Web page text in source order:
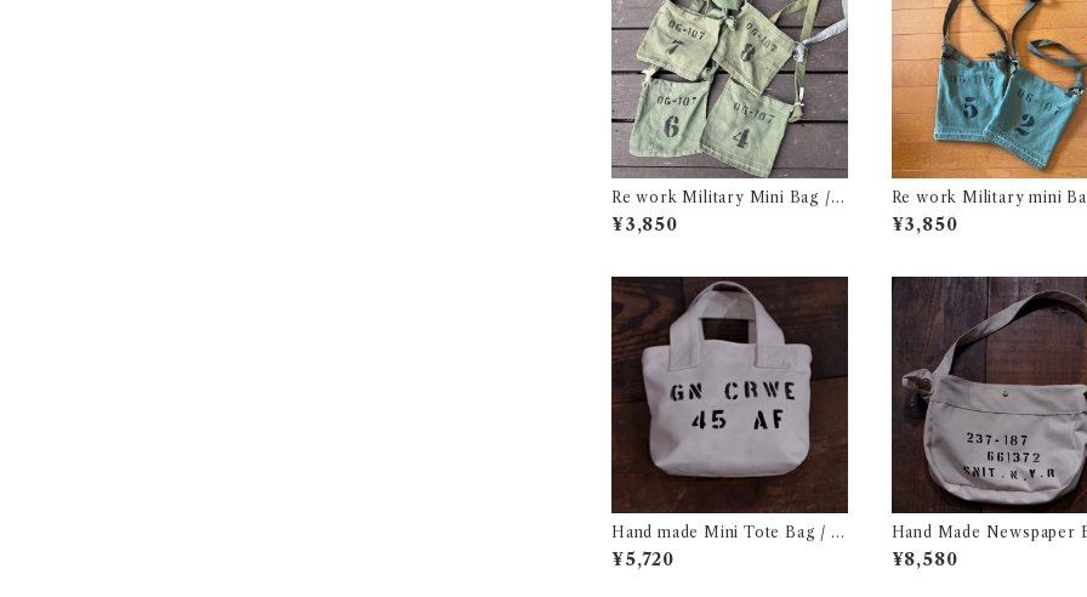
Re work Military Mini Bag /
リワーク ミリタリー ミニ バッグ
古着
¥3,850
Re work Military mini
ワーク ミリタリー ミニ バ
着
¥3,850
Hand made Mini Tote Bag / ハ
ンドメイド ミニ トート バック
¥5,720
Hand Made Newspaper
3 / ハンド メイド ニュース
ー バック
¥8,580